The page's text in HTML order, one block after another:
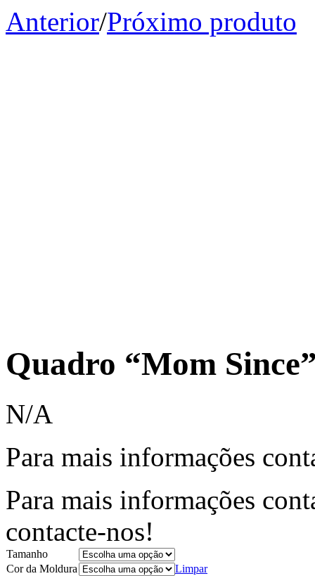
Anterior/Próximo produto
Quadro “Mom
N/A
Para mais informações
Para mais informações
contacte-nos!
Tamanho
Cor da Moldura
Limpar